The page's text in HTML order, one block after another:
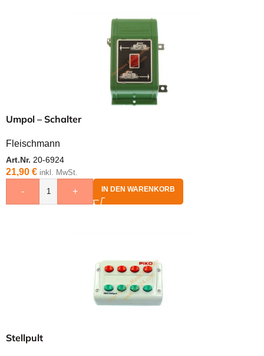
Umpol – Schalter
Fleischmann
Art.Nr. 20-6924
21,90 € inkl. MwSt.
- + IN DEN WARENKORB
Stellpult